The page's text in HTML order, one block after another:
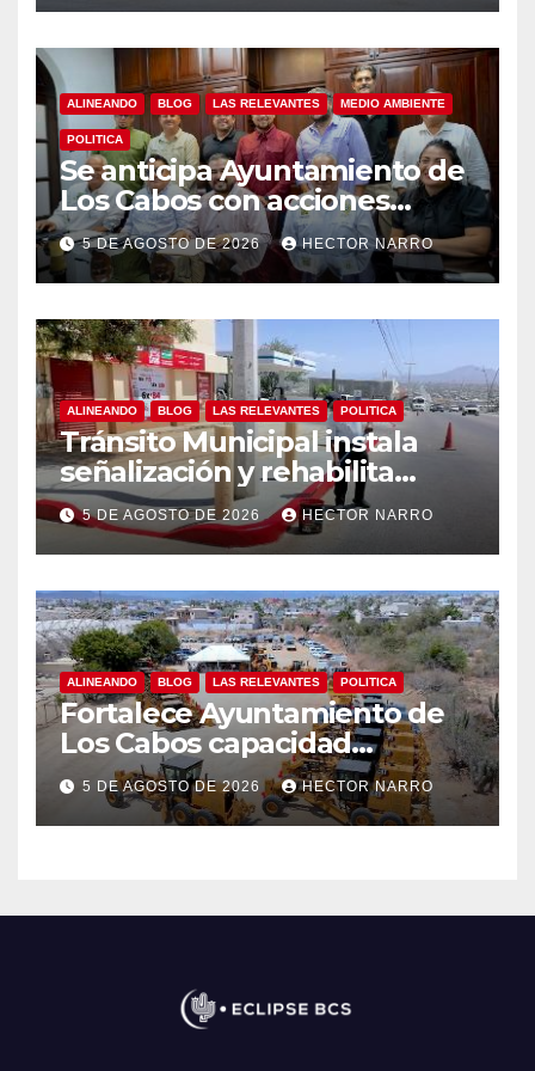
ALINEANDO BLOG LAS RELEVANTES MEDIO AMBIENTE
POLITICA
Se anticipa Ayuntamiento de
Los Cabos con acciones
preventivas ante lluvias en el
centro histórico
5 DE AGOSTO DE 2026 HECTOR NARRO
ALINEANDO BLOG LAS RELEVANTES POLITICA
Tránsito Municipal instala
señalización y rehabilita
cruces peatonales en Los
Cabos
5 DE AGOSTO DE 2026 HECTOR NARRO
ALINEANDO BLOG LAS RELEVANTES POLITICA
Fortalece Ayuntamiento de
Los Cabos capacidad
operativa de Servicios
Públicos con recursos del
FISAM
5 DE AGOSTO DE 2026 HECTOR NARRO